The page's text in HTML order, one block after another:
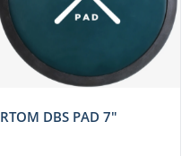
RTOM DBS PAD 7"